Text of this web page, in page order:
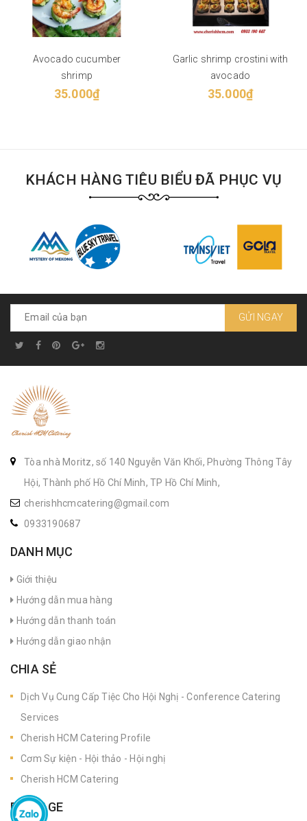
Avocado cucumber
shrimp
35.000₫
Garlic shrimp crostini with
avocado
35.000₫
KHÁCH HÀNG TIÊU BIỂU ĐÃ PHỤC VỤ
GỬI NGAY
Tòa nhà Moritz, số 140 Nguyễn Văn Khối, Phường Thông Tây
Hội, Thành phố Hồ Chí Minh, TP Hồ Chí Minh,
cherishhcmcatering@gmail.com
0933190687
DANH MỤC
Giới thiệu
Hướng dẫn mua hàng
Hướng dẫn thanh toán
Hướng dẫn giao nhận
CHIA SẺ
Dịch Vụ Cung Cấp Tiệc Cho Hội Nghị - Conference Catering
Services
Cherish HCM Catering Profile
Cơm Sự kiện - Hội thảo - Hội nghị
Cherish HCM Catering
FANPAGE